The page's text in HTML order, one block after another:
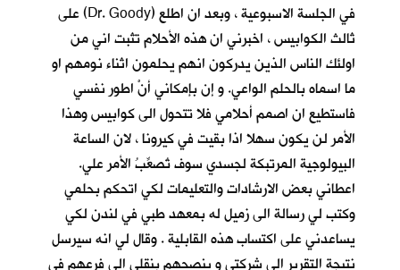
في الجلسة الاسبوعية ، وبعد ان اطلع (Dr. Goody) على
ثالث الكوابيس ، اخبرني ان هذه الأحلام تثبت اني من
اولئك الناس الذين يدركون انهم يحلمون اثناء نومهم او
ما اسماه بالحلم الواعي. و إن بإمكاني أنْ اطور نفسي
فاستطيع ان اصمم أحلامي فلا تتحول الى كوابيس وهذا
الأمر لن يكون سهلا اذا بقيت في كيرونا ، لان الساعة
البيولوجية المرتبكة لجسدي سوف تُصعِّبُ الأمر علي.
اعطاني بعض الارشادات والتعليمات لكي اتحكم بحلمي
وكتب لي رسالة الى زميل له بمعهد طبي في لندن لكي
يساعدني على اكتساب هذه القابلية . وقال لي انه سيرسل
نتيجة التقرير الى شركتي و ينصحهم بنقلي الى فرعهم في